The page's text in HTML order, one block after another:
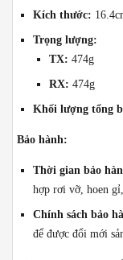
Kích thước:
Trọng lượng:
TX: 474g
RX: 474g
Khối lượng tổng
Bảo hành:
Thời gian bảo
hợp rơi vỡ, hoen
Chính sách bảo
để được đổi mới